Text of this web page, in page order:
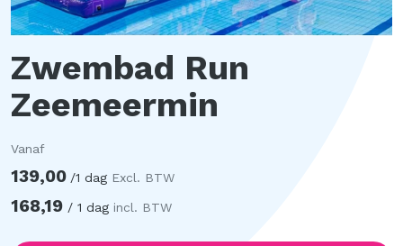
Zwembad Run
Zeemeermin
Vanaf
139,00 /1 dag Excl. BTW
168,19 / 1 dag incl. BTW